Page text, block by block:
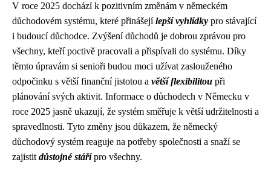
V roce 2025 dochází k pozitivním změnám v německém
důchodovém systému, které přinášejílepší vyhlídky pro stávající
i budoucí důchodce. Zvýšení důchodů je dobrou zprávou pro
všechny, kteří poctivě pracovali a přispívali do systému. Díky
těmto úpravám si senioři budou moci užívat zaslouženého
odpočinku s větší finanční jistotou a větší flexibilitou při
plánování svých aktivit. Informace o důchodech v Německu v
roce 2025 jasně ukazují, že systém směřuje k větší udržitelnosti a
spravedlnosti. Tyto změny jsou důkazem, že německý
důchodový systém reaguje na potřeby společnosti a snaží se
zajistit důstojné stářípro všechny.